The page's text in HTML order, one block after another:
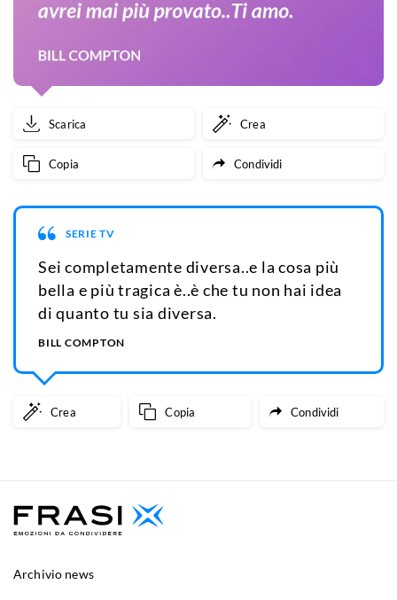
Scarica Crea
Copia Condividi
SERIE TV
Sei completamente diversa..e la cosa più
bella e più tragica è..è che tu non hai idea
di quanto tu sia diversa.
BILL COMPTON
Crea Copia Condividi
Archivio news